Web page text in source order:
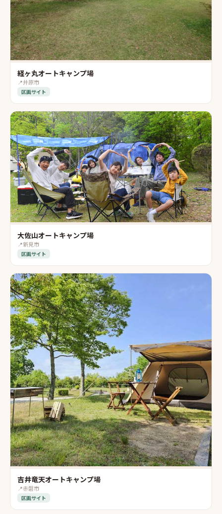
経ヶ丸オートキャンプ場
📍井原市
区画サイト
大佐山オートキャンプ場
📍新見市
区画サイト
吉井竜天オートキャンプ場
📍赤磐市
区画サイト